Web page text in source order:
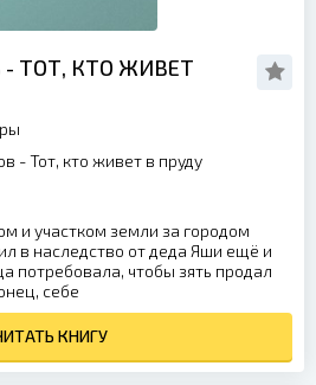
ТОТ, КТО ЖИВЕТ
- Тот, кто живет в пруду
и участком земли за городом
в наследство от деда Яши ещё и
потребовала, чтобы зять продал
себе
КНИГУ